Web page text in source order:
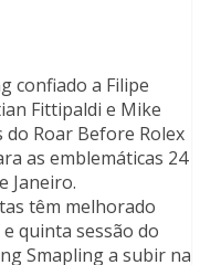
confiado a Filipe
Fittipaldi e Mike
do Roar Before Rolex
as emblemáticas 24
Janeiro.
têm melhorado
quinta sessão do
Smapling a subir na